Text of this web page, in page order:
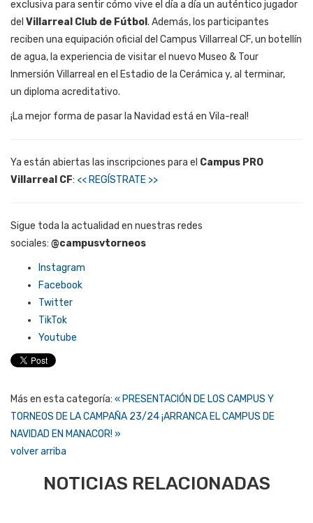
exclusiva para sentir cómo vive el día a día un auténtico jugador
del Villarreal Club de Fútbol . Además, l os participantes
reciben una equipación oficial del Campus Villarreal CF, un botellín
de agua, la experiencia de visitar el nuevo Museo & Tour
Inmersión Villarreal en el Estadio de la Cerámica y, al terminar,
un diploma acreditativo.
¡La mejor forma de pasar la Navidad está en Vila-real!
Ya están abiertas las inscripciones para el Campus PRO
Villarreal CF: << REGÍSTRATE >>
Sigue toda la actualidad en nuestras redes
sociales: @campusvtorneos
Instagram
Facebook
Twitter
TikTok
Youtube
Más en esta categoría: « PRESENTACIÓN DE LOS CAMPUS Y
TORNEOS DE LA CAMPAÑA 23/24¡ARRANCA EL CAMPUS DE
NAVIDAD EN MANACOR! »
volver arriba
NOTICIAS RELACIONADAS